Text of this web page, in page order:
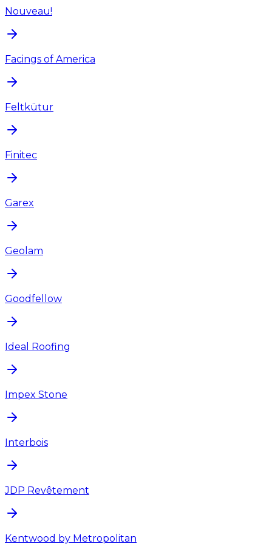
Nouveau!
Facings of America
Feltkütur
Finitec
Garex
Geolam
Goodfellow
Ideal Roofing
Impex Stone
Interbois
JDP Revêtement
Kentwood by Metropolitan